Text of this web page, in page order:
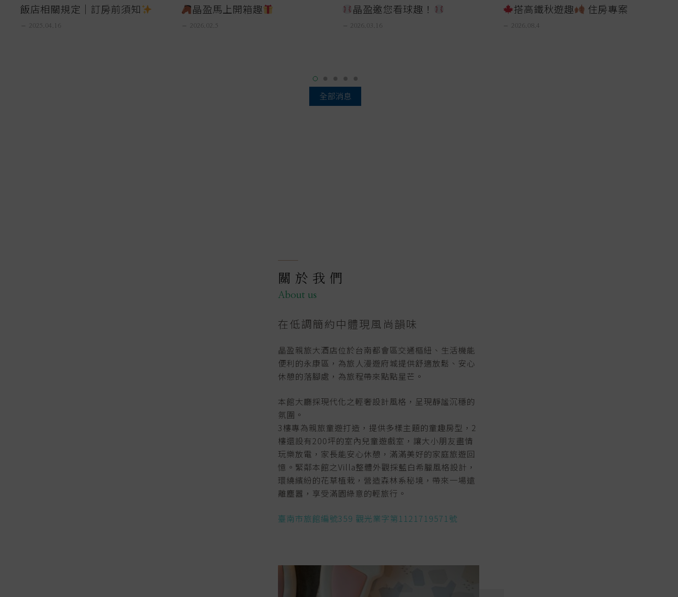
飯店相關規定｜訂房前須知
remove 2025.04.16
晶盈馬上開箱趣
remove 2026.02.5
晶盈邀您看球趣！
remove 2026.03.16
搭高鐵秋遊趣 住房專案
remove 2026.08.4
全部消息
關於我們
About us
在低調簡約中體現風尚韻味
晶盈親旅大酒店位於台南都會區交通樞紐、生活機能
便利的永康區，為旅人漫遊府城提供舒適放鬆、安心
休憩的落腳處，為旅程帶來點點星芒。
本館大廳採現代化之輕奢設計風格，呈現靜謐沉穩的
氛圍。
3樓專為親旅童遊打造，提供多樣主題的童趣房型，2
樓還設有200坪的室內兒童遊戲室，讓大小朋友盡情
玩樂放電，家長能安心休憩，滿滿美好的家庭旅遊回
憶。緊鄰本館之Villa整體外觀採藍白希臘風格設計，
環繞繽紛的花草植栽，營造森林系秘境，帶來一場遠
離塵囂，享受滿園綠意的輕旅行。
臺南市旅館編號359 觀光業字第1121719571號